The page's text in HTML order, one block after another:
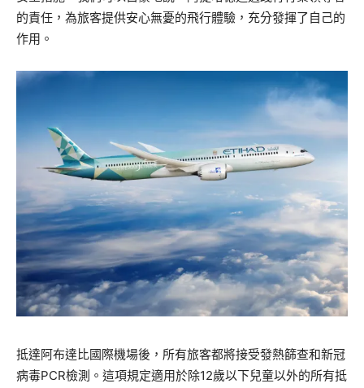
的責任，為旅客提供安心無憂的飛行體驗，充分發揮了自己的
作用。
抵達阿布達比國際機場後，所有旅客都將接受發熱篩查和新冠
病毒PCR檢測。這項規定適用於除12歲以下兒童以外的所有抵